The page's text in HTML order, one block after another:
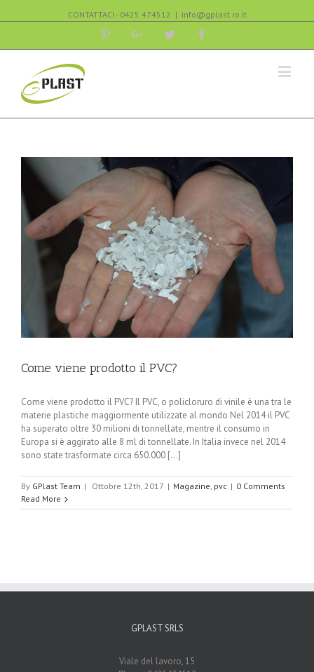
CONTATTACI - 0425 474512 | info@gplast.ro.it
PinterestGoogle+Twitter
Come viene prodotto il PVC?
Come viene prodotto il PVC? Il PVC, o policloruro di vinile è una tra le
materie plastiche maggiormente utilizzate al mondo Nel 2014 il PVC
ha superato oltre 30 milioni di tonnellate, mentre il consumo in
Europa si è aggirato alle 8 ml di tonnellate. In Italia invece nel 2014
sono state trasformate circa 650.000 [...]
By GPlast Team | Ottobre 12th, 2017 | Magazine, pvc | 0 Comments
Read More
GPLAST SRLS
Viale del lavoro, 15